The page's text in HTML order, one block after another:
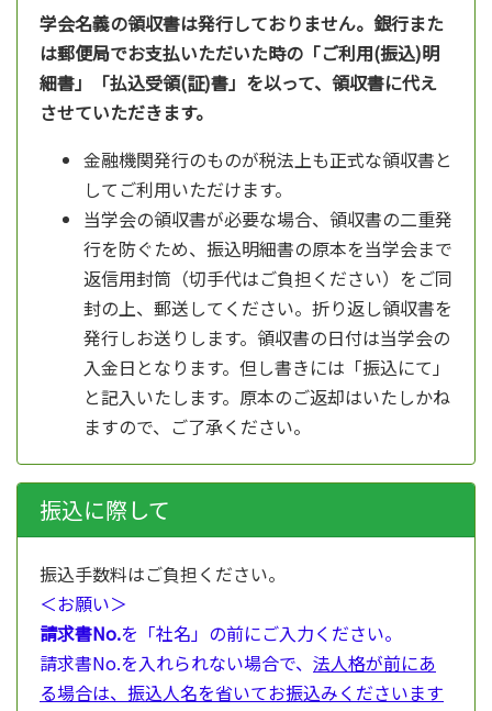
学会名義の領収書は発行しておりません。銀行また
は郵便局でお支払いただいた時の「ご利用(振込)明
細書」「払込受領(証)書」を以って、領収書に代え
させていただきます。
金融機関発行のものが税法上も正式な領収書と
してご利用いただけます。
当学会の領収書が必要な場合、領収書の二重発
行を防ぐため、振込明細書の原本を当学会まで
返信用封筒（切手代はご負担ください）をご同
封の上、郵送してください。折り返し領収書を
発行しお送りします。領収書の日付は当学会の
入金日となります。但し書きには「振込にて」
と記入いたします。原本のご返却はいたしかね
ますので、ご了承ください。
振込に際して
振込手数料はご負担ください。
＜お願い＞
請求書No.を「社名」の前にご入力ください。
請求書No.を入れられない場合で、 法人格が前にあ
る場合は、振込人名を省いてお振込みくださいます